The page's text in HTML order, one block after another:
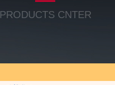
PRODUCTS CNTER